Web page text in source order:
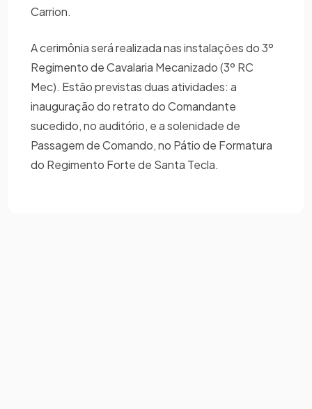
Carrion.
A cerimônia será realizada nas instalações do 3º
Regimento de Cavalaria Mecanizado (3º RC
Mec). Estão previstas duas atividades: a
inauguração do retrato do Comandante
sucedido, no auditório, e a solenidade de
Passagem de Comando, no Pátio de Formatura
do Regimento Forte de Santa Tecla.